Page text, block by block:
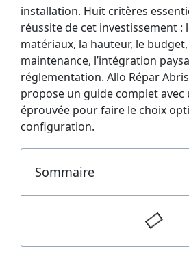
installation. Huit critères
réussite de cet investissement :
matériaux, la hauteur, le
maintenance, l’intégration
réglementation. Allo Répar
propose un guide complet
éprouvée pour faire le choix
configuration.
Sommaire